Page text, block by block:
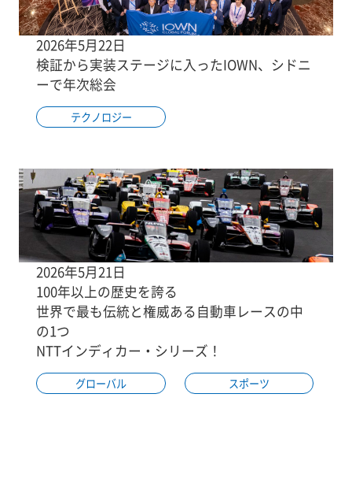
2026年5月22日
検証から実装ステージに入ったIOWN、シドニ
ーで年次総会
テクノロジー
2026年5月21日
100年以上の歴史を誇る
世界で最も伝統と権威ある自動車レースの中
の1つ
NTTインディカー・シリーズ！
グローバル スポーツ